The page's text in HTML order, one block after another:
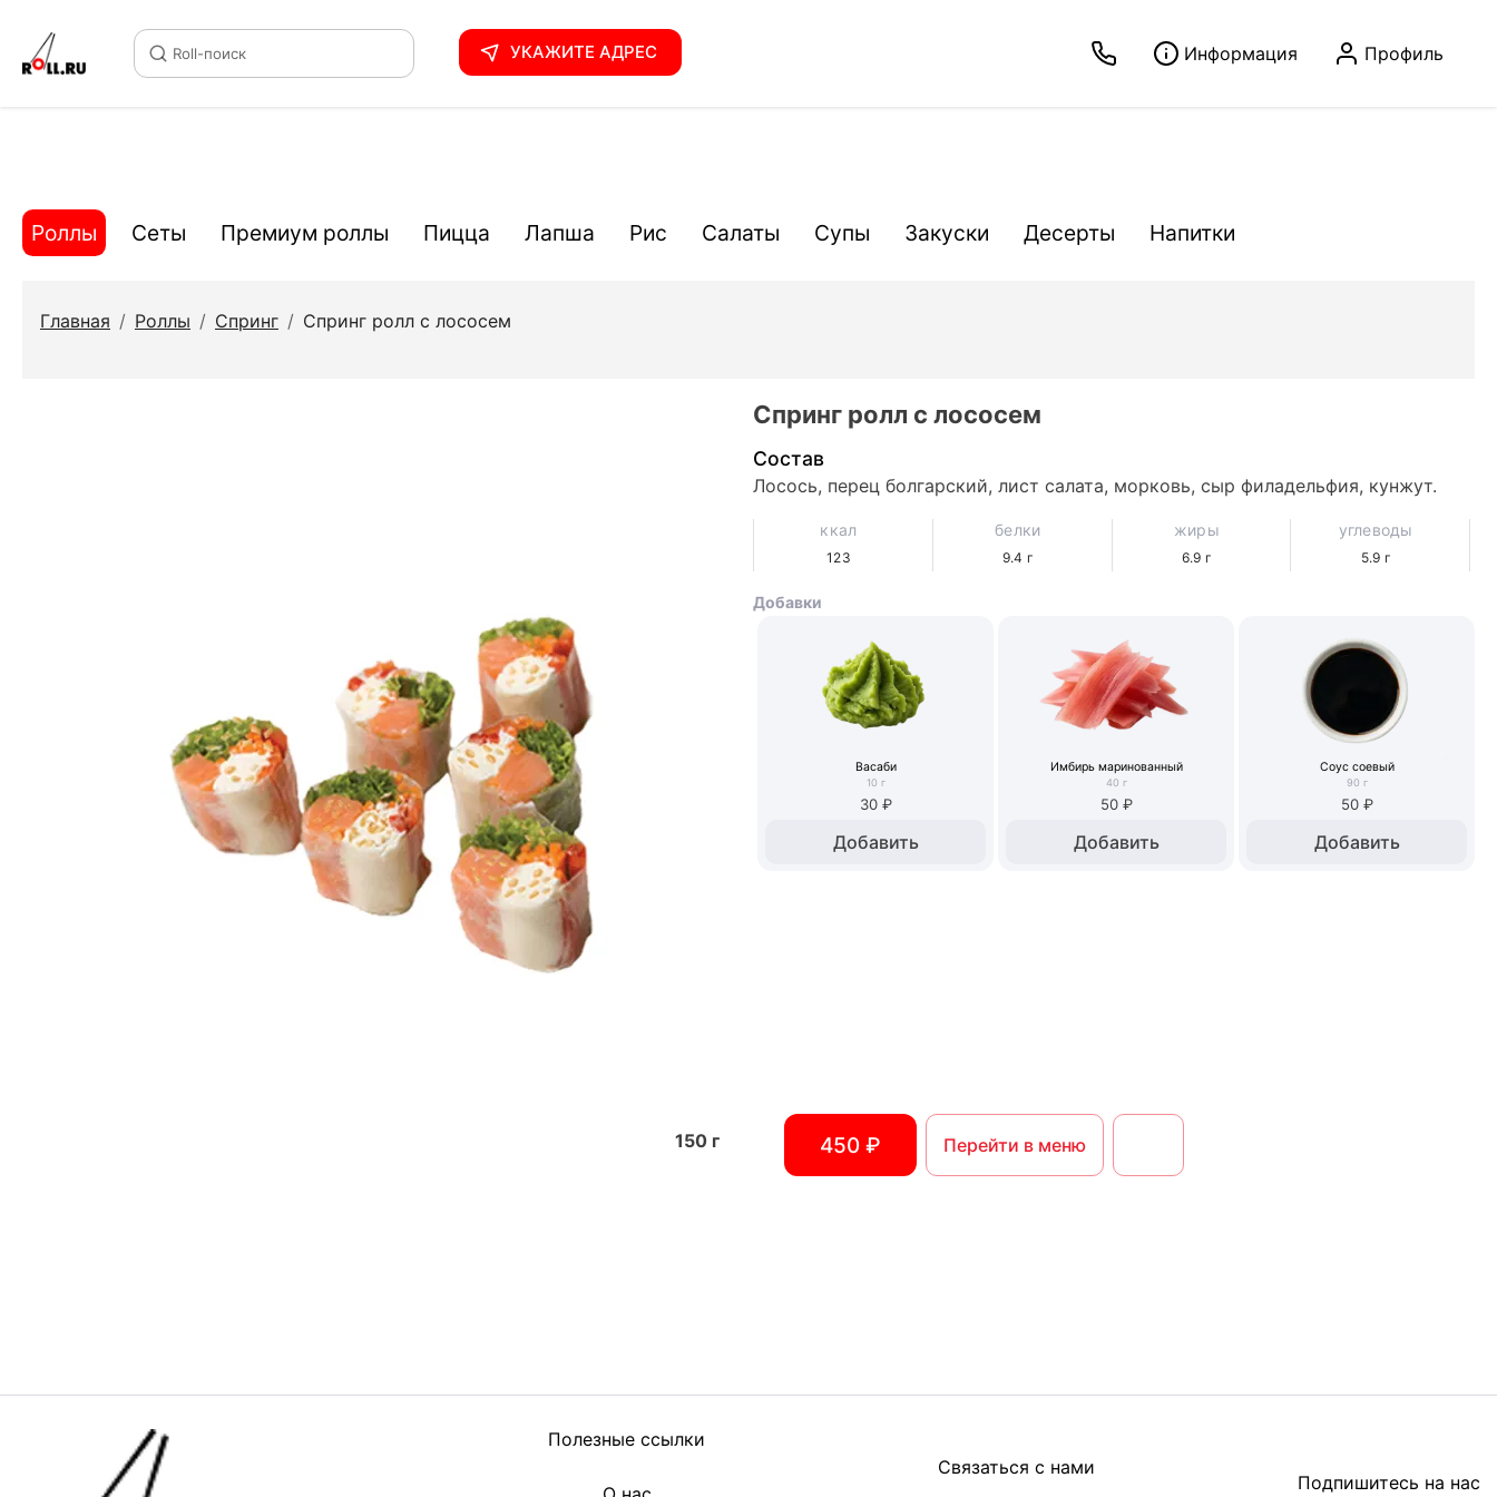
Roll-поиск УКАЖИТЕ АДРЕС Информация Профиль
Роллы Сеты Премиум роллы Пицца Лапша Рис Салаты Супы Закуски Десерты Напитки
Главная / Роллы / Спринг / Спринг ролл с лососем
150 г
Спринг ролл с лососем
Состав
Лосось, перец болгарский, лист салата, морковь, сыр филадельфия, кунжут.
ккал
123
белки
9.4 г
жиры
6.9 г
углеводы
5.9 г
Добавки
Васаби
10 г
30 ₽
Добавить
Имбирь маринованный
40 г
50 ₽
Добавить
Соус соевый
90 г
50 ₽
Добавить
450 ₽ Перейти в меню
Полезные ссылки
Связаться с нами
Подпишитесь на нас